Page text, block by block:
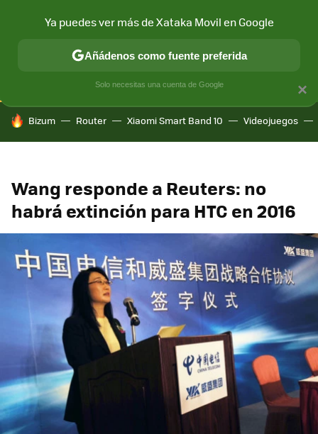
CONECTIVIDAD MÓVIL Y SOCIEDAD APLICACIONES
HOY SE HABLA DE
Bizum Router Xiaomi Smart Band 10 Videojuegos
Wang responde a Reuters: no
habrá extinción para HTC en 2016
×
Ya puedes ver más de Xataka Movil en Google
Añádenos como fuente preferida
Solo necesitas una cuenta de Google